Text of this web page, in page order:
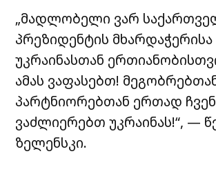
„მადლობელი ვარ
პრეზიდენტის
უკრაინასთან
ამას ვაფასებთ!
პარტნიორებთან ერთად ჩვენ
ვაძლიერებთ უკრაინას!“, —
ზელენსკი.